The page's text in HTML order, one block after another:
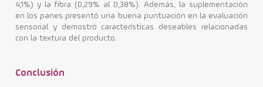
4,1%) y la fibra (0,29% al 0,38%). Además, la suplementación
en los panes presentó una buena puntuación en la evaluación
sensorial y demostró características deseables relacionadas
con la textura del producto.
Conclusión